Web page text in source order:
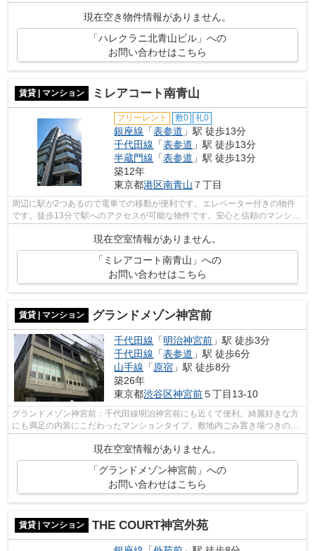
ら徒歩8分に立地する物件です。
現在空き物件情報がありません。
「ハレクラニ北青山ビル」への
お問い合わせはこちら
賃貸 | マンション ミレアコート南青山
フリーレント 敷0 礼0
銀座線 「表参道 」駅 徒歩13分
千代田線 「表参道 」駅 徒歩13分
半蔵門線 「表参道 」駅 徒歩13分
築12年
東京都港区南青山 ７丁目
周辺に駅が2つあるので電車での移動が便利です。エレベーター付きの物件
です。徒歩13分で駅へのアクセスが可能な物件です。安心と信頼のマンショ
現在空室情報がありません。
「ミレアコート南青山」への
お問い合わせはこちら
賃貸 | マンション グランドメゾン神宮前
千代田線 「明治神宮前 」駅 徒歩3分
千代田線 「表参道 」駅 徒歩6分
山手線 「原宿 」駅 徒歩8分
築26年
東京都渋谷区神宮前５丁目13-10
グランドメゾン神宮前：千代田線明治神宮前にも近くて便利。綺麗好きな方
にも満足の内装にこだわったマンションタイプ。敷地内ごみ置き場つきの物
現在空室情報がありません。
「グランドメゾン神宮前」への
お問い合わせはこちら
賃貸 | マンション THE COURT神宮外苑